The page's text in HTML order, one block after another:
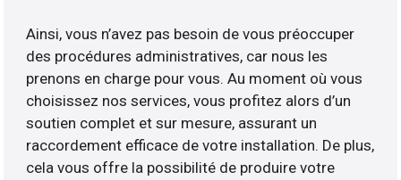
Ainsi, vous n’avez pas besoin de vous préoccuper
des procédures administratives, car nous les
prenons en charge pour vous. Au moment où vous
choisissez nos services, vous profitez alors d’un
soutien complet et sur mesure, assurant un
raccordement efficace de votre installation. De plus,
cela vous offre la possibilité de produire votre